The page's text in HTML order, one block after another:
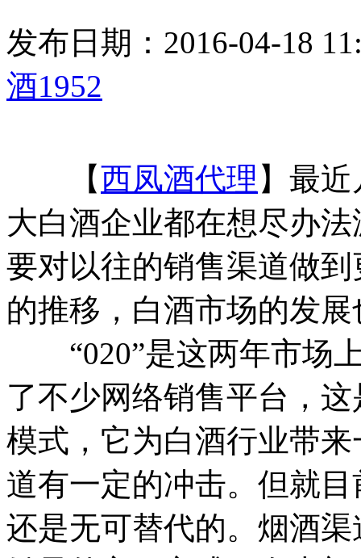
发布日期：2016-04-18
酒1952
【西凤酒代理 】最
大白酒企业都在想尽办
要对以往的销售渠道做
的推移，白酒市场的发
“020”是这两年市场上
了不少网络销售平台，
模式，它为白酒行业带
道有一定的冲击。但就
还是无可替代的。烟酒